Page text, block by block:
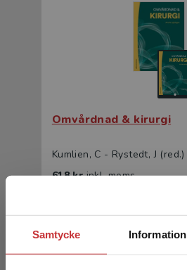
Samtycke Information
Omvårdnad & kirurgi
Kumlien, C - Rystedt, J (red.)
618 krinkl. moms